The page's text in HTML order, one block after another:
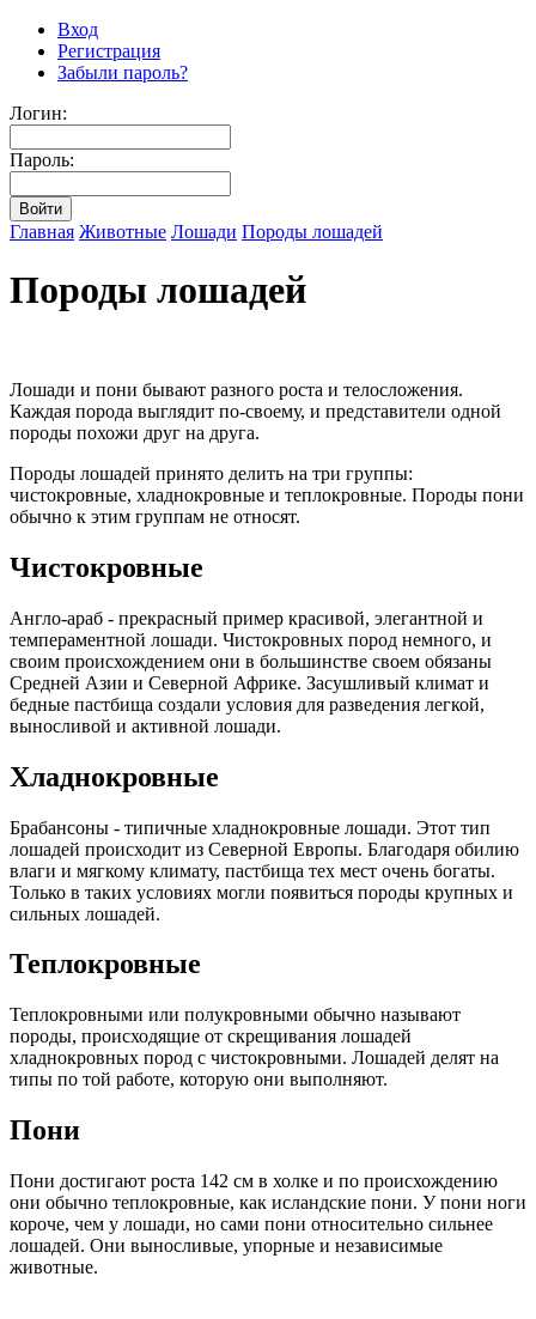
Вход
Регистрация
Забыли пароль?
Логин:
Пароль:
Главная Животные Лошади Породы лошадей
Породы лошадей
Лошади и пони бывают разного роста и телосложения.
Каждая порода выглядит по-своему, и представители одной
породы похожи друг на друга.
Породы лошадей принято делить на три группы:
чистокровные, хладнокровные и теплокровные. Породы пони
обычно к этим группам не относят.
Чистокровные
Англо-араб - прекрасный пример красивой, элегантной и
темпераментной лошади. Чистокровных пород немного, и
своим происхождением они в большинстве своем обязаны
Средней Азии и Северной Африке. Засушливый климат и
бедные пастбища создали условия для разведения легкой,
выносливой и активной лошади.
Хладнокровные
Брабансоны - типичные хладнокровные лошади. Этот тип
лошадей происходит из Северной Европы. Благодаря обилию
влаги и мягкому климату, пастбища тех мест очень богаты.
Только в таких условиях могли появиться породы крупных и
сильных лошадей.
Теплокровные
Теплокровными или полукровными обычно называют
породы, происходящие от скрещивания лошадей
хладнокровных пород с чистокровными. Лошадей делят на
типы по той работе, которую они выполняют.
Пони
Пони достигают роста 142 см в холке и по происхождению
они обычно теплокровные, как исландские пони. У пони ноги
короче, чем у лошади, но сами пони относительно сильнее
лошадей. Они выносливые, упорные и независимые
животные.